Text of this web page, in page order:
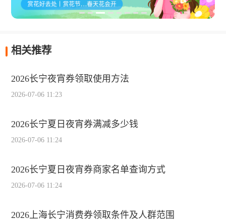
相关推荐
2026长宁夜宵券领取使用方法
2026-07-06 11:23
2026长宁夏日夜宵券满减多少钱
2026-07-06 11:24
2026长宁夏日夜宵券商家名单查询方式
2026-07-06 11:24
2026上海长宁消费券领取条件及人群范围